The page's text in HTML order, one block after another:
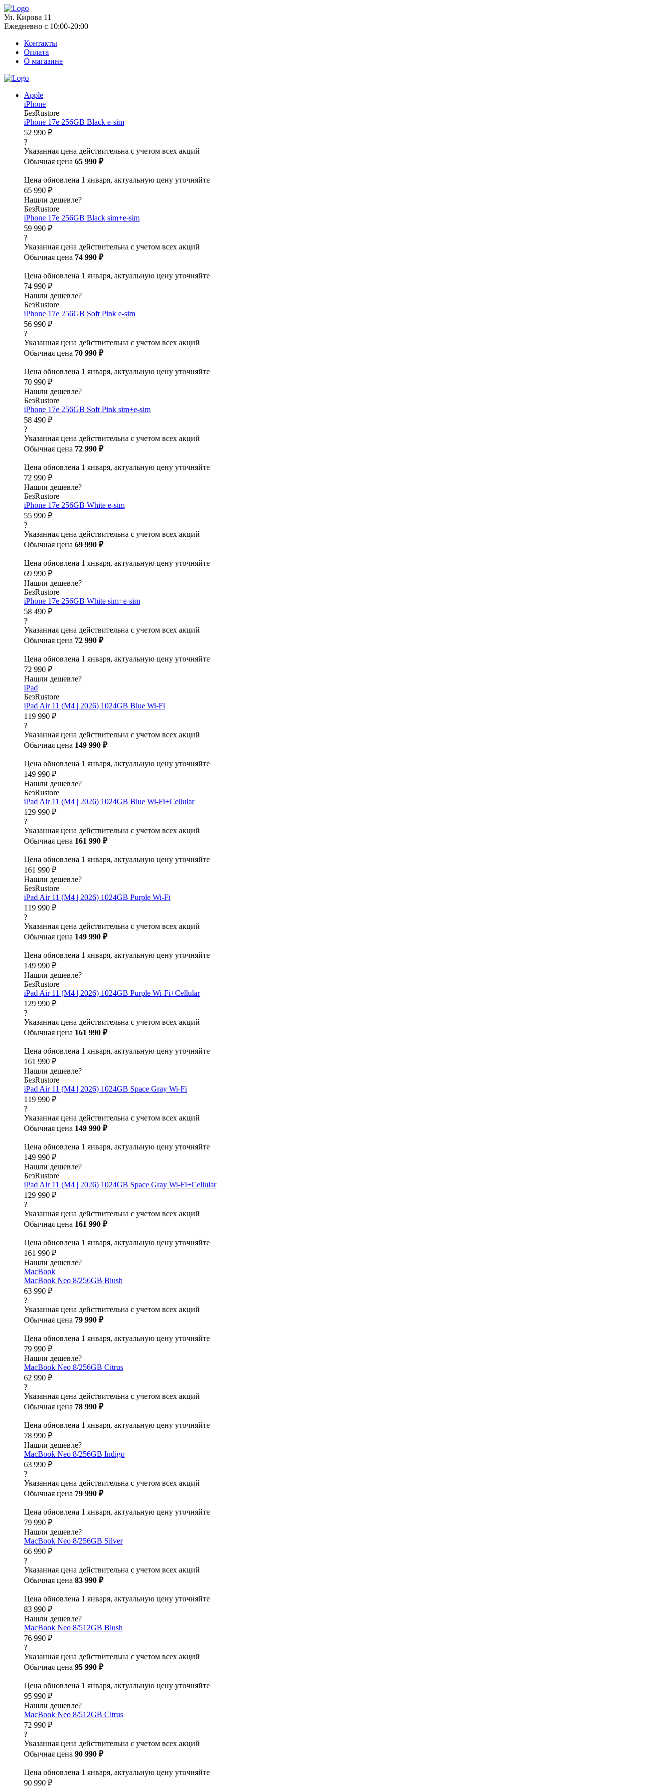
Ул. Кирова 11
Ежедневно с 10:00-20:00
Контакты
Оплата
О магазине
Apple
iPhone
БезRustore
iPhone 17e 256GB Black e-sim
52 990 ₽
?
Указанная цена действительна с учетом всех акций
Обычная цена 65 990 ₽
Цена обновлена 1 января, актуальную цену уточняйте
65 990 ₽
Нашли дешевле?
БезRustore
iPhone 17e 256GB Black sim+e-sim
59 990 ₽
?
Указанная цена действительна с учетом всех акций
Обычная цена 74 990 ₽
Цена обновлена 1 января, актуальную цену уточняйте
74 990 ₽
Нашли дешевле?
БезRustore
iPhone 17e 256GB Soft Pink e-sim
56 990 ₽
?
Указанная цена действительна с учетом всех акций
Обычная цена 70 990 ₽
Цена обновлена 1 января, актуальную цену уточняйте
70 990 ₽
Нашли дешевле?
БезRustore
iPhone 17e 256GB Soft Pink sim+e-sim
58 490 ₽
?
Указанная цена действительна с учетом всех акций
Обычная цена 72 990 ₽
Цена обновлена 1 января, актуальную цену уточняйте
72 990 ₽
Нашли дешевле?
БезRustore
iPhone 17e 256GB White e-sim
55 990 ₽
?
Указанная цена действительна с учетом всех акций
Обычная цена 69 990 ₽
Цена обновлена 1 января, актуальную цену уточняйте
69 990 ₽
Нашли дешевле?
БезRustore
iPhone 17e 256GB White sim+e-sim
58 490 ₽
?
Указанная цена действительна с учетом всех акций
Обычная цена 72 990 ₽
Цена обновлена 1 января, актуальную цену уточняйте
72 990 ₽
Нашли дешевле?
iPad
БезRustore
iPad Air 11 (M4 | 2026) 1024GB Blue Wi-Fi
119 990 ₽
?
Указанная цена действительна с учетом всех акций
Обычная цена 149 990 ₽
Цена обновлена 1 января, актуальную цену уточняйте
149 990 ₽
Нашли дешевле?
БезRustore
iPad Air 11 (M4 | 2026) 1024GB Blue Wi-Fi+Cellular
129 990 ₽
?
Указанная цена действительна с учетом всех акций
Обычная цена 161 990 ₽
Цена обновлена 1 января, актуальную цену уточняйте
161 990 ₽
Нашли дешевле?
БезRustore
iPad Air 11 (M4 | 2026) 1024GB Purple Wi-Fi
119 990 ₽
?
Указанная цена действительна с учетом всех акций
Обычная цена 149 990 ₽
Цена обновлена 1 января, актуальную цену уточняйте
149 990 ₽
Нашли дешевле?
БезRustore
iPad Air 11 (M4 | 2026) 1024GB Purple Wi-Fi+Cellular
129 990 ₽
?
Указанная цена действительна с учетом всех акций
Обычная цена 161 990 ₽
Цена обновлена 1 января, актуальную цену уточняйте
161 990 ₽
Нашли дешевле?
БезRustore
iPad Air 11 (M4 | 2026) 1024GB Space Gray Wi-Fi
119 990 ₽
?
Указанная цена действительна с учетом всех акций
Обычная цена 149 990 ₽
Цена обновлена 1 января, актуальную цену уточняйте
149 990 ₽
Нашли дешевле?
БезRustore
iPad Air 11 (M4 | 2026) 1024GB Space Gray Wi-Fi+Cellular
129 990 ₽
?
Указанная цена действительна с учетом всех акций
Обычная цена 161 990 ₽
Цена обновлена 1 января, актуальную цену уточняйте
161 990 ₽
Нашли дешевле?
MacBook
MacBook Neo 8/256GB Blush
63 990 ₽
?
Указанная цена действительна с учетом всех акций
Обычная цена 79 990 ₽
Цена обновлена 1 января, актуальную цену уточняйте
79 990 ₽
Нашли дешевле?
MacBook Neo 8/256GB Citrus
62 990 ₽
?
Указанная цена действительна с учетом всех акций
Обычная цена 78 990 ₽
Цена обновлена 1 января, актуальную цену уточняйте
78 990 ₽
Нашли дешевле?
MacBook Neo 8/256GB Indigo
63 990 ₽
?
Указанная цена действительна с учетом всех акций
Обычная цена 79 990 ₽
Цена обновлена 1 января, актуальную цену уточняйте
79 990 ₽
Нашли дешевле?
MacBook Neo 8/256GB Silver
66 990 ₽
?
Указанная цена действительна с учетом всех акций
Обычная цена 83 990 ₽
Цена обновлена 1 января, актуальную цену уточняйте
83 990 ₽
Нашли дешевле?
MacBook Neo 8/512GB Blush
76 990 ₽
?
Указанная цена действительна с учетом всех акций
Обычная цена 95 990 ₽
Цена обновлена 1 января, актуальную цену уточняйте
95 990 ₽
Нашли дешевле?
MacBook Neo 8/512GB Citrus
72 990 ₽
?
Указанная цена действительна с учетом всех акций
Обычная цена 90 990 ₽
Цена обновлена 1 января, актуальную цену уточняйте
90 990 ₽